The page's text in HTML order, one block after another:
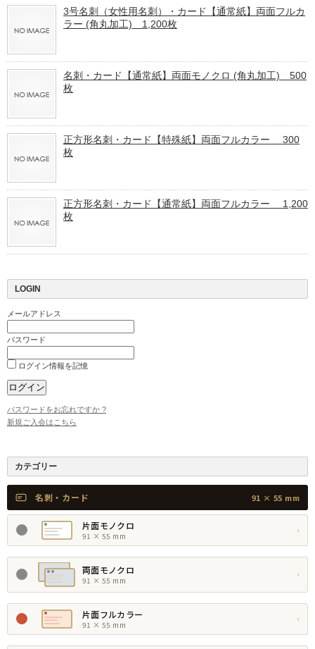
3号名刺（女性用名刺）・カード【通常紙】両面フルカ
ラー (角丸加工) 1,200枚
名刺・カード【通常紙】両面モノクロ (角丸加工) 500
枚
正方形名刺・カード【特殊紙】両面フルカラー 300
枚
正方形名刺・カード【通常紙】両面フルカラー 1,200
枚
LOGIN
メールアドレス
パスワード
ログイン情報を記憶
パスワードをお忘れですか ?
新規ご入会はこちら
カテゴリー
名刺・カード 91 × 55 mm
片面モノクロ
91 × 55 mm
›
両面モノクロ
91 × 55 mm
›
片面フルカラー
91 × 55 mm
›